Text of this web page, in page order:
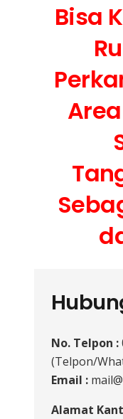
Bisa
No. Telpon :
(Telpon/
Email :
Alamat